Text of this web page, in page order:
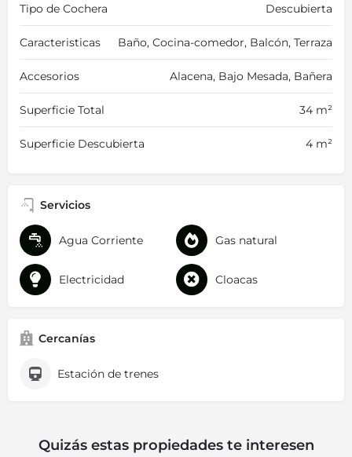
Tipo de Cochera Descubierta
Caracteristicas Baño, Cocina-comedor, Balcón, Terraza
Accesorios Alacena, Bajo Mesada, Bañera
Superficie Total 34 m²
Superficie Descubierta 4 m²
Servicios
Agua Corriente Gas natural
Electricidad Cloacas
Cercanías
Estación de trenes
Quizás estas propiedades te interesen